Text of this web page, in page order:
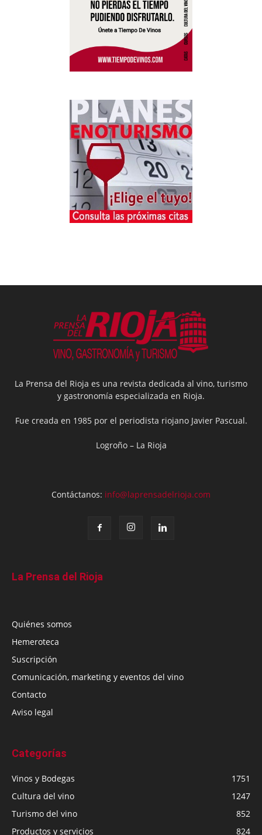
La Prensa del Rioja es una revista dedicada al vino, turismo
y gastronomía especializada en Rioja.
Fue creada en 1985 por el periodista riojano Javier Pascual.
Logroño – La Rioja
Contáctanos: info@laprensadelrioja.com
La Prensa del Rioja
Quiénes somos
Hemeroteca
Suscripción
Comunicación, marketing y eventos del vino
Contacto
Aviso legal
Categorías
Vinos y Bodegas
1751
Cultura del vino
1247
Turismo del vino
852
Productos y servicios
824